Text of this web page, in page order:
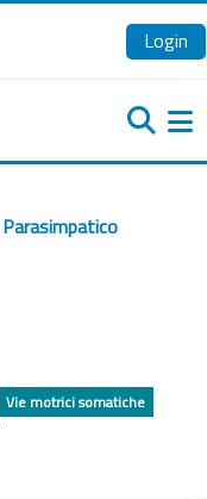
Login
Parasimpatico
Vie motrici somatiche